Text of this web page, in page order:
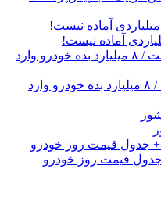
کاسبی خارج‌نشین‌ها با سهمیه اقامت / ۸ میلیارد بده خودرو وارد
قیمت روز خودرو